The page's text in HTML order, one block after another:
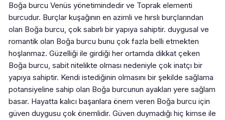
Boğa burcu Venüs yönetimindedir ve Toprak elementi
burcudur. Burçlar kuşağının en azimli ve hırslı burçlarından
olan Boğa burcu, çok sabırlı bir yapıya sahiptir. duygusal ve
romantik olan Boğa burcu bunu çok fazla belli etmekten
hoşlanmaz. Güzelliği ile girdiği her ortamda dikkat çeken
Boğa burcu, sabit nitelikte olması nedeniyle çok inatçı bir
yapıya sahiptir. Kendi istediğinin olmasını bir şekilde sağlama
potansiyeline sahip olan Boğa burcunun ayakları yere sağlam
basar. Hayatta kalıcı başarılara önem veren Boğa burcu için
güven duygusu çok önemlidir. Güven duymadığı hiç kimse ile